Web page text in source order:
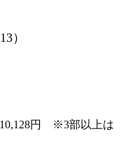
）
10,128円 ※3部以上は